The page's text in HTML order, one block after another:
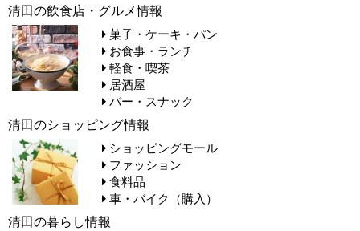
清田の飲食店・グルメ情報
菓子・ケーキ・パン
お食事・ランチ
軽食・喫茶
居酒屋
バー・スナック
清田のショッピング情報
ショッピングモール
ファッション
食料品
車・バイク（購入）
清田の暮らし情報